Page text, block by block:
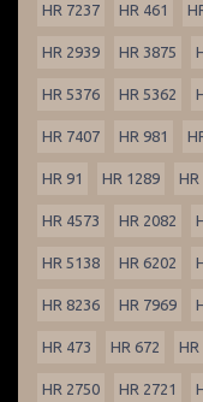
HR 7237 HR 461
HR 2939 HR 3875
HR 5376 HR 5362
HR 7407 HR 981
HR 91 HR 1289 HR
HR 4573 HR 2082
HR 5138 HR 6202
HR 8236 HR 7969
HR 473 HR 672 HR
HR 2750 HR 2721